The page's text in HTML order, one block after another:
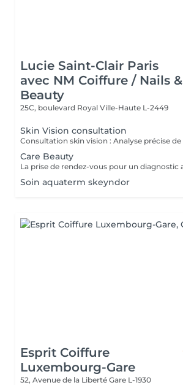
Lucie Saint-Clair Paris
avec NM Coiffure / Nails &
Beauty
25C, boulevard Royal Ville-Haute L-2449
Skin Vision consultation
Care Beauty
Soin aquaterm skeyndor
Esprit Coiffure
Luxembourg-Gare
52, Avenue de la Liberté Gare L-1930